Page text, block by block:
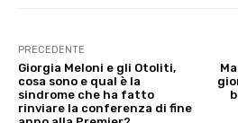
PRECEDENTE
Giorgia Meloni e gli Otoliti,
cosa sono e qual è la
sindrome che ha fatto
rinviare la conferenza di fine